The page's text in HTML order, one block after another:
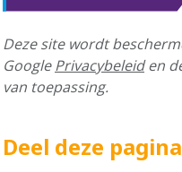
Deze site wordt
GooglePrivacybeleiden
van toepassing.
Deel deze pagina